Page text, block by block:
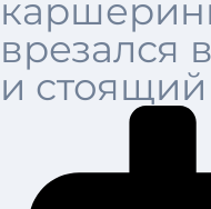
врезался
и стоящий